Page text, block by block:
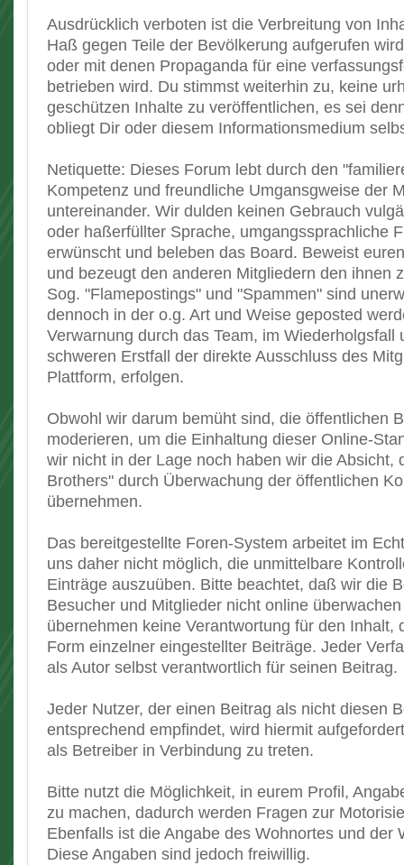
Ausdrücklich verboten ist die Verbreitung von
Haß gegen Teile der Bevölkerung aufgerufen
oder mit denen Propaganda für eine
betrieben wird. Du stimmst weiterhin zu, keine
geschützen Inhalte zu veröffentlichen, es sei
obliegt Dir oder diesem Informationsmedium
Netiquette: Dieses Forum lebt durch den
Kompetenz und freundliche Umgansgweise der
untereinander. Wir dulden keinen Gebrauch
oder haßerfüllter Sprache, umgangssprachliche
erwünscht und beleben das Board. Beweist
und bezeugt den anderen Mitgliedern den ihnen
Sog. "Flamepostings" und "Spammen" sind
dennoch in der o.g. Art und Weise geposted
Verwarnung durch das Team, im Wiederholgsfall
schweren Erstfall der direkte Ausschluss des
Plattform, erfolgen.
Obwohl wir darum bemüht sind, die öffentlichen
moderieren, um die Einhaltung dieser Online-
wir nicht in der Lage noch haben wir die Absicht,
Brothers" durch Überwachung der öffentlichen
übernehmen.
Das bereitgestellte Foren-System arbeitet im
uns daher nicht möglich, die unmittelbare
Einträge auszuüben. Bitte beachtet, daß wir die
Besucher und Mitglieder nicht online
übernehmen keine Verantwortung für den Inhalt,
Form einzelner eingestellter Beiträge. Jeder
als Autor selbst verantwortlich für seinen Beitrag.
Jeder Nutzer, der einen Beitrag als nicht diesen
entsprechend empfindet, wird hiermit
als Betreiber in Verbindung zu treten.
Bitte nutzt die Möglichkeit, in eurem Profil,
zu machen, dadurch werden Fragen zur
Ebenfalls ist die Angabe des Wohnortes und der
Diese Angaben sind jedoch freiwillig.